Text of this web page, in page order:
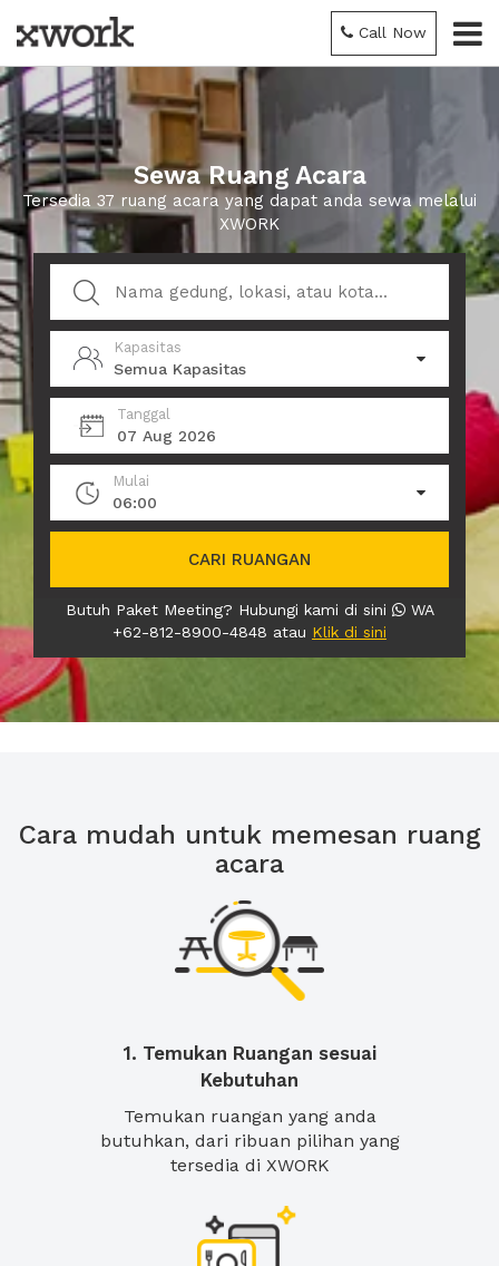
Call Now
Sewa Ruang Acara
Tersedia 37 ruang acara yang dapat anda sewa melalui
XWORK
Kapasitas
Semua Kapasitas
Tanggal
07 Aug 2026
Mulai
06:00
CARI RUANGAN
Butuh Paket Meeting? Hubungi kami di sini
WA
+62-812-8900-4848 atau Klik di sini
Cara mudah untuk memesan ruang
acara
1. Temukan Ruangan sesuai
Kebutuhan
Temukan ruangan yang anda
butuhkan, dari ribuan pilihan yang
tersedia di XWORK